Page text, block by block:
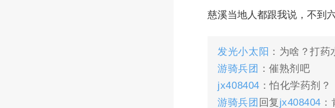
慈溪当地人都跟我说，不到
发光小太阳 ：为啥？打药
游骑兵团
：催熟剂吧
jx408404 ：怕化学药剂？
游骑兵团 回复 jx408404